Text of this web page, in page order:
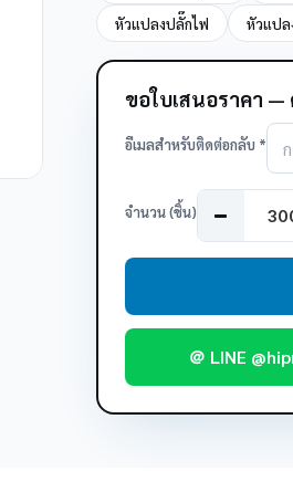
หัวแปลงปลั๊กไฟ
หัวแปล
ขอใบเสนอราคา —
อีเมลสำหรับติดต่อกลับ *
จำนวน (ชิ้น)
＠ LINE